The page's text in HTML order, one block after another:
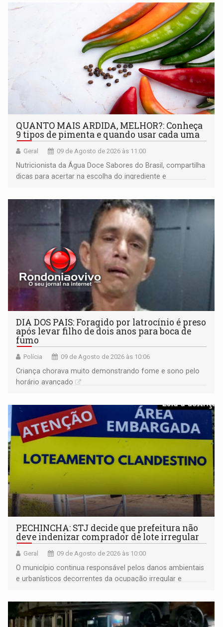
QUANTO MAIS ARDIDA, MELHOR?: Conheça
9 tipos de pimenta e quando usar cada uma
Geral 09 de Agosto de 2026 às 11:00
Nutricionista da Água Doce Sabores do Brasil, compartilha
dicas para acertar na escolha do ingrediente e
DIA DOS PAIS: Foragido por latrocínio é preso
após levar filho de dois anos para boca de
fumo
Polícia 09 de Agosto de 2026 às 10:06
Criança chorava muito demonstrando fome e sono pelo
horário avançado
PECHINCHA: STJ decide que prefeitura não
deve indenizar comprador de lote irregular
Geral 09 de Agosto de 2026 às 10:00
O município continua responsável pelos danos ambientais
e urbanísticos decorrentes da ocupação irregular e